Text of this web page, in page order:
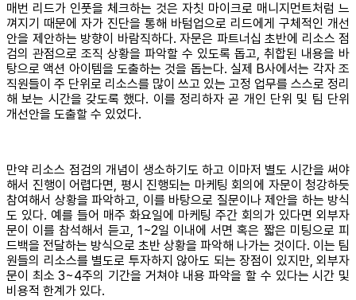
매번 리드가 인풋을 체크하는 것은 자칫 마이크로 매니지먼트처럼 느
껴지기 때문에 자가 진단을 통해 바텀업으로 리드에게 구체적인 개선
안을 제안하는 방향이 바람직하다. 자문은 파트너십 초반에 리소스 점
검의 관점으로 조직 상황을 파악할 수 있도록 돕고, 취합된 내용을 바
탕으로 액션 아이템을 도출하는 것을 돕는다. 실제 B사에서는 각자 조
직원들이 주 단위로 리소스를 많이 쓰고 있는 고정 업무를 스스로 정리
해 보는 시간을 갖도록 했다. 이를 정리하자 곧 개인 단위 및 팀 단위
개선안을 도출할 수 있었다.
만약 리소스 점검의 개념이 생소하기도 하고 이마저 별도 시간을 써야
해서 진행이 어렵다면, 평시 진행되는 마케팅 회의에 자문이 청강하듯
참여해서 상황을 파악하고, 이를 바탕으로 질문이나 제안을 하는 방식
도 있다. 예를 들어 매주 화요일에 마케팅 주간 회의가 있다면 외부자
문이 이를 참석해서 듣고, 1~2일 이내에 서면 혹은 짧은 미팅으로 피
드백을 전달하는 방식으로 초반 상황을 파악해 나가는 것이다. 이는 팀
원들의 리소스를 별도로 투자하지 않아도 되는 장점이 있지만, 외부자
문이 최소 3~4주의 기간을 거쳐야 내용 파악을 할 수 있다는 시간 및
비용적 한계가 있다.